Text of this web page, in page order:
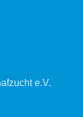
e.V.